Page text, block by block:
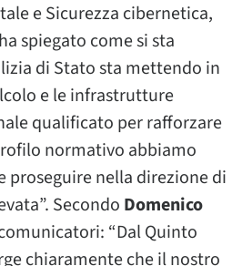
e Sicurezza cibernetica,
ha spiegato come si sta
di Stato sta mettendo in
e le infrastrutture
qualificato per rafforzare
normativo abbiamo
proseguire nella direzione di
Secondo Domenico
“Dal Quinto
chiaramente che il nostro